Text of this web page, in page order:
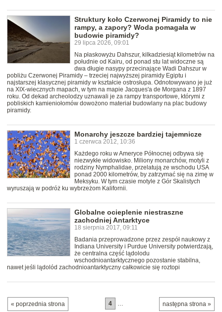
Struktury koło Czerwonej Piramidy to nie
rampy, a zapory? Woda pomagała w
budowie piramidy?
29 lipca 2026, 09:01
Na płaskowyżu Dahszur, kilkadziesiąt kilometrów na
południe od Kairu, od ponad stu lat widoczne są
dwa długie nasypy przecinające Wadi Dahszur w
pobliżu Czerwonej Piramidy – trzeciej najwyższej piramidy Egiptu i
najstarszej klasycznej piramidy w kształcie ostrosłupa. Odnotowywano je już
na XIX-wiecznych mapach, w tym na mapie Jacques'a de Morgana z 1897
roku. Od dekad archeolodzy uznawali je za rampy transportowe, którymi z
pobliskich kamieniołomów dowożono materiał budowlany na plac budowy
piramidy.
Monarchy jeszcze bardziej tajemnicze
1 czerwca 2012, 10:36
Każdego roku w Ameryce Północnej odbywa się
niezwykłe widowisko. Miliony monarchów, motyli z
rodziny Nymphalidae, przelatują ze wschodu USA
ponad 2000 kilometrów, by zatrzymać się na zimę w
Meksyku. W tym czasie motyle z Gór Skalistych
wyruszają w podróż ku wybrzeżom Kalifornii.
Globalne ocieplenie niestraszne
zachodniej Antarktyce
18 sierpnia 2017, 09:11
Badania przeprowadzone przez zespół naukowy z
Indiana University i Purdue University potwierdzają,
że centralna część lądolodu
wschodnioantarktycznego pozostanie stabilna,
nawet jeśli lądolód zachodnioantarktyczny całkowicie się roztopi
« poprzednia strona następna strona »
4 …